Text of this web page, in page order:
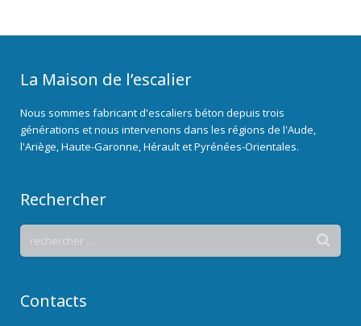
La Maison de l’escalier
Nous sommes fabricant d'escaliers béton depuis trois
générations et nous intervenons dans les régions de l'Aude,
l'Ariège, Haute-Garonne, Hérault et Pyrénées-Orientales.
Rechercher
Contacts